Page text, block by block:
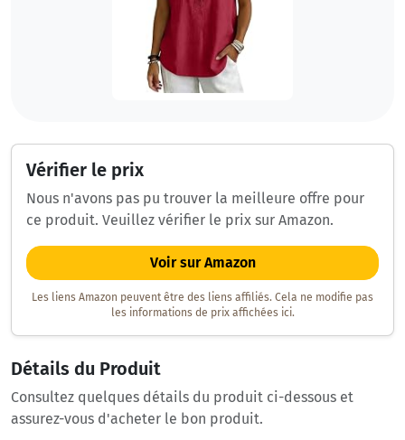
Vérifier le prix
Nous n'avons pas pu trouver la meilleure offre pour
ce produit. Veuillez vérifier le prix sur Amazon.
Voir sur Amazon
Les liens Amazon peuvent être des liens affiliés. Cela ne modifie pas
les informations de prix affichées ici.
Détails du Produit
Consultez quelques détails du produit ci-dessous et
assurez-vous d'acheter le bon produit.